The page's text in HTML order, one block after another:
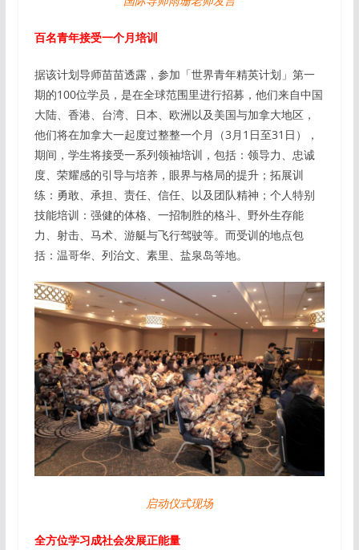
百名青年接受一个月培训
据该计划导师苗苗透露，参加「世界青年精英计划」第一
期的100位学员，是在全球范围里进行招募，他们来自中国
大陆、香港、台湾、日本、欧洲以及美国与加拿大地区，
他们将在加拿大一起度过整整一个月（3月1日至31日），
期间，学生将接受一系列领袖培训，包括：领导力、忠诚
度、荣耀感的引导与培养，眼界与格局的提升；拓展训
练：勇敢、承担、责任、信任、以及团队精神；个人特别
技能培训：强健的体格、一招制胜的格斗、野外生存能
力、射击、马术、游艇与飞行驾驶等。而受训的地点包
括：温哥华、列治文、素里、盐泉岛等地。
启动仪式现场
全方位学习成社会发展正能量